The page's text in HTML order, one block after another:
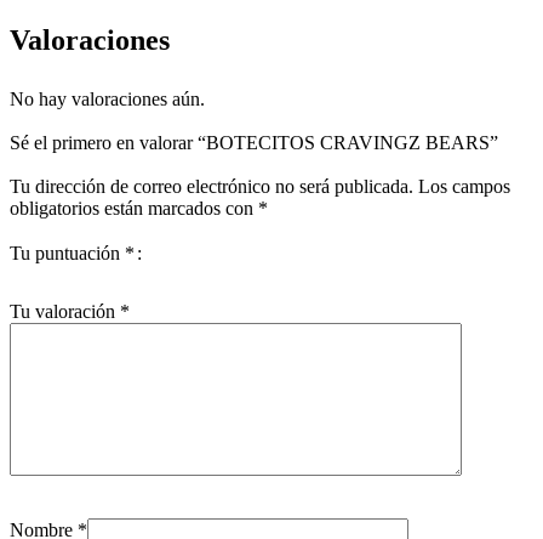
Valoraciones
No hay valoraciones aún.
Sé el primero en valorar “BOTECITOS CRAVINGZ BEARS”
Tu dirección de correo electrónico no será publicada. Los campos
obligatorios están marcados con *
Tu puntuación *
Tu valoración *
Nombre *